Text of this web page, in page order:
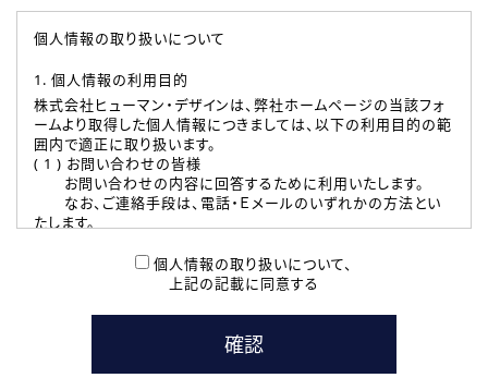
個人情報の取り扱いについて
1. 個人情報の利用目的
株式会社ヒューマン・デザインは、弊社ホームページの当該フォ
ームより取得した個人情報につきましては、以下の利用目的の範
囲内で適正に取り扱います。
( 1 ) お問い合わせの皆様
お問い合わせの内容に回答するために利用いたします。
なお、ご連絡手段は、電話・Ｅメールのいずれかの方法とい
たします。
本登録に関するご連絡および本登録時の参考情報として利
たします。
( 3 ) スタッフ派遣を検討されている企業の皆様
お問い合わせの内容に回答するために利用いたします。
なお、ご連絡手段は、電話・Ｅメールのいずれかの方法とい
個人情報の取り扱いについて、
上記の記載に同意する